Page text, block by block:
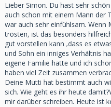
Lieber Simon. Du hast sehr
auch schon mit einem Mann der
war auch sehr einfühlsam. Wenn
trösten, ist das besonders
gut vorstellen kann ,dass es
und Sohn ein inniges Verhältnis
eigene Familie hatte und ich
haben viel Zeit zusammen
Deine Mutti hat bestimmt auch
sich. Wie geht es ihr heute
mir darüber schreiben. Heute ist